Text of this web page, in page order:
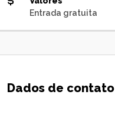
Entrada gratuita
Dados de contato